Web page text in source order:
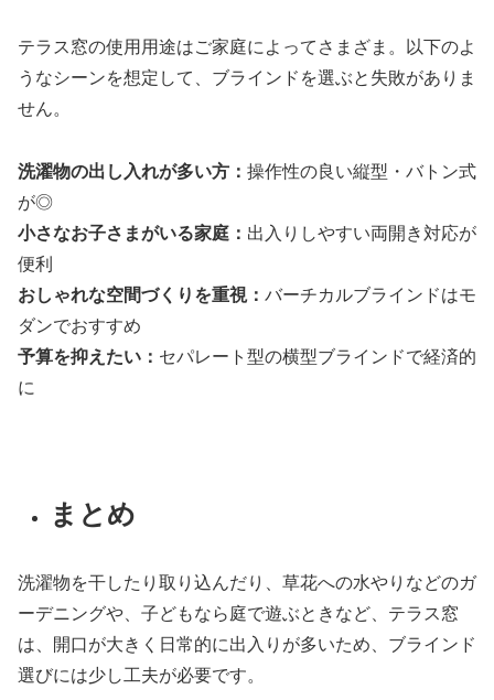
テラス窓の使用用途はご家庭によってさまざま。以下のよ
うなシーンを想定して、ブラインドを選ぶと失敗がありま
せん。
洗濯物の出し入れが多い方： 操作性の良い縦型・バトン式
が◎
小さなお子さまがいる家庭： 出入りしやすい両開き対応が
便利
おしゃれな空間づくりを重視： バーチカルブラインドはモ
ダンでおすすめ
予算を抑えたい： セパレート型の横型ブラインドで経済的
に
まとめ
洗濯物を干したり取り込んだり、草花への水やりなどのガ
ーデニングや、子どもなら庭で遊ぶときなど、テラス窓
は、開口が大きく日常的に出入りが多いため、ブラインド
選びには少し工夫が必要です。